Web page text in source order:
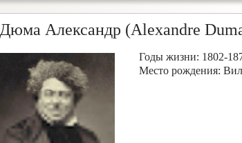
Дюма Александр (Alexandre
Годы жизни: 1802-
Место рождения: